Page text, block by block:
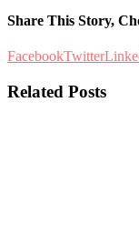
Share This Story,
FacebookTwitter
Related Posts